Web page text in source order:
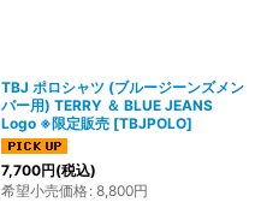
TBJ ポロシャツ (ブルージーンズメン
バー用) TERRY ＆ BLUE JEANS
Logo ※限定販売 [TBJPOLO]
7,700円(税込)
希望小売価格: 8,800円